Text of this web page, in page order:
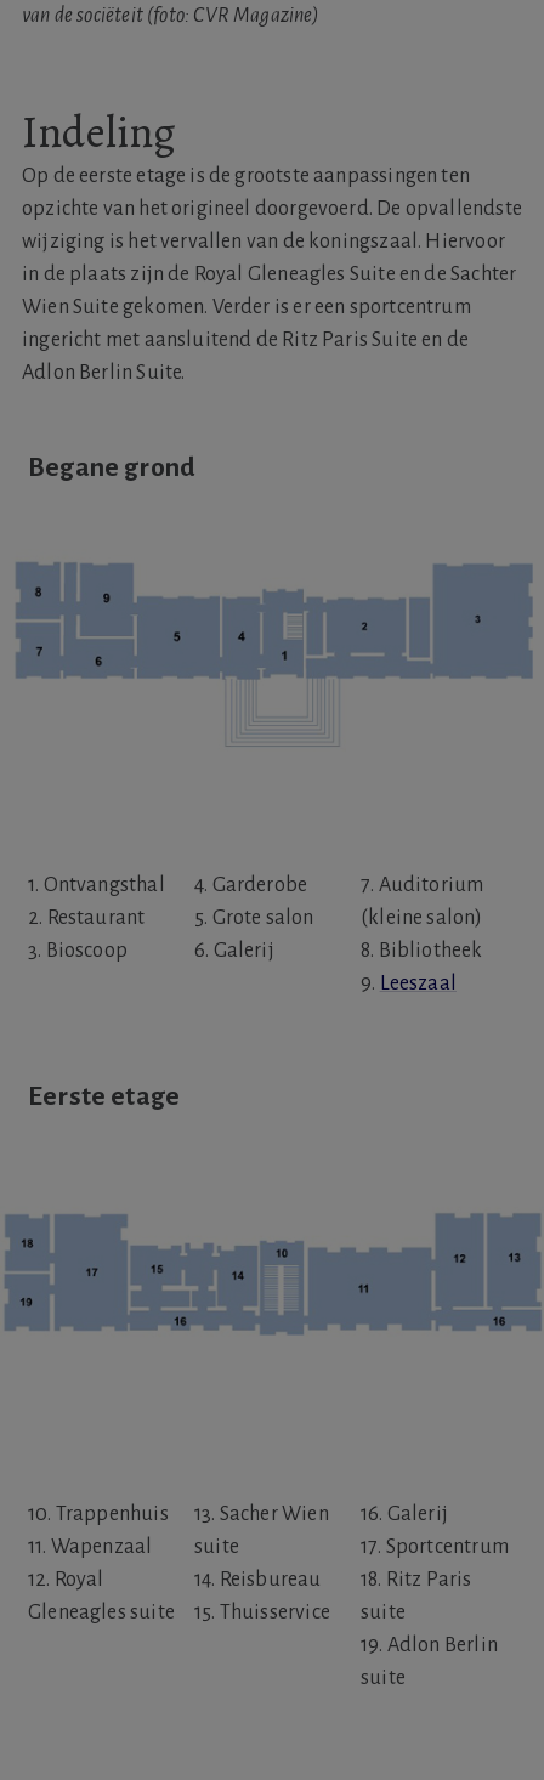
van de sociëteit (foto: CVR Magazine)
Indeling
Op de eerste etage is de grootste aanpassingen ten
opzichte van het origineel doorgevoerd. De opvallendste
wijziging is het vervallen van de koningszaal. Hiervoor
in de plaats zijn de Royal Gleneagles Suite en de Sachter
Wien Suite gekomen. Verder is er een sportcentrum
ingericht met aansluitend de Ritz Paris Suite en de
Adlon Berlin Suite.
Begane grond
1. Ontvangsthal
2. Restaurant
3. Bioscoop
4. Garderobe
5. Grote salon
6. Galerij
7. Auditorium
(kleine salon)
8. Bibliotheek
9. Leeszaal
Eerste etage
10. Trappenhuis
11. Wapenzaal
12. Royal
Gleneagles suite
13. Sacher Wien
suite
14. Reisbureau
15. Thuisservice
16. Galerij
17. Sportcentrum
18. Ritz Paris
suite
19. Adlon Berlin
suite